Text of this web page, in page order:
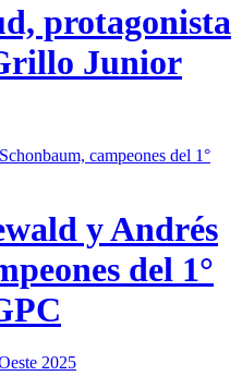
protagonista
Junior
y Andrés
del 1°